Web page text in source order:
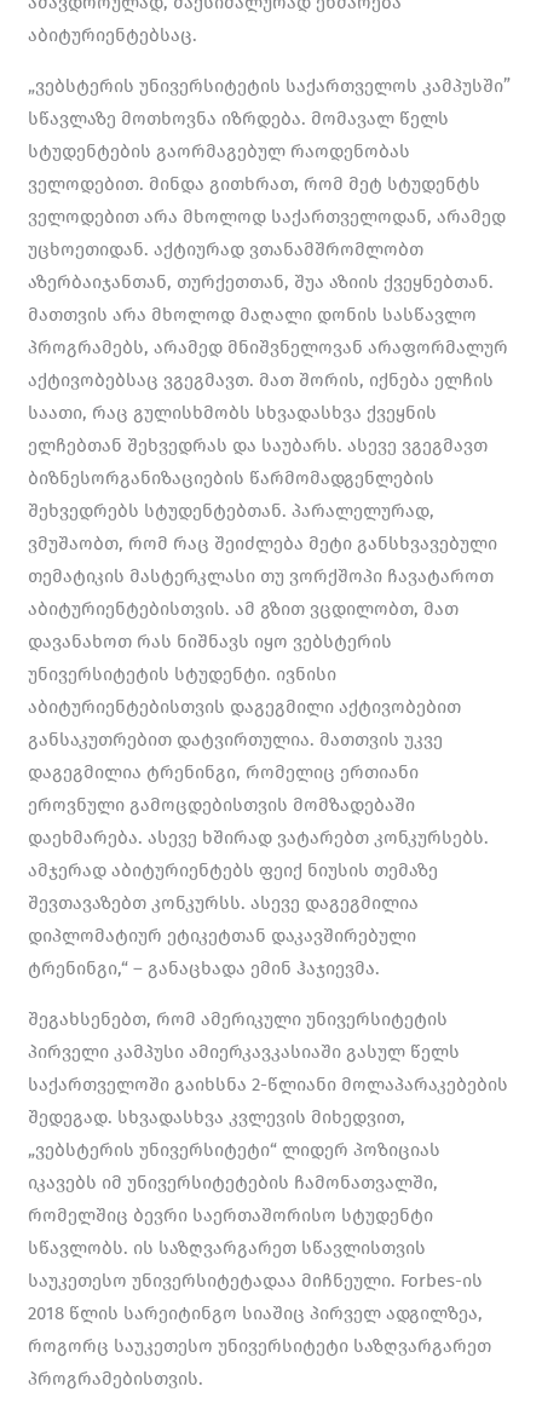
აბიტურიენტებსაც.
„ვებსტერის უნივერსიტეტის საქართველოს კამპუსში”
სწავლაზე მოთხოვნა იზრდება. მომავალ წელს
სტუდენტების გაორმაგებულ რაოდენობას
ველოდებით. მინდა გითხრათ, რომ მეტ სტუდენტს
ველოდებით არა მხოლოდ საქართველოდან, არამედ
უცხოეთიდან. აქტიურად ვთანამშრომლობთ
აზერბაიჯანთან, თურქეთთან, შუა აზიის ქვეყნებთან.
მათთვის არა მხოლოდ მაღალი დონის სასწავლო
პროგრამებს, არამედ მნიშვნელოვან არაფორმალურ
აქტივობებსაც ვგეგმავთ. მათ შორის, იქნება ელჩის
საათი, რაც გულისხმობს სხვადასხვა ქვეყნის
ელჩებთან შეხვედრას და საუბარს. ასევე ვგეგმავთ
ბიზნესორგანიზაციების წარმომადგენლების
შეხვედრებს სტუდენტებთან. პარალელურად,
ვმუშაობთ, რომ რაც შეიძლება მეტი განსხვავებული
თემატიკის მასტერკლასი თუ ვორქშოპი ჩავატაროთ
აბიტურიენტებისთვის. ამ გზით ვცდილობთ, მათ
დავანახოთ რას ნიშნავს იყო ვებსტერის
უნივერსიტეტის სტუდენტი. ივნისი
აბიტურიენტებისთვის დაგეგმილი აქტივობებით
განსაკუთრებით დატვირთულია. მათთვის უკვე
დაგეგმილია ტრენინგი, რომელიც ერთიანი
ეროვნული გამოცდებისთვის მომზადებაში
დაეხმარება. ასევე ხშირად ვატარებთ კონკურსებს.
ამჯერად აბიტურიენტებს ფეიქ ნიუსის თემაზე
შევთავაზებთ კონკურსს. ასევე დაგეგმილია
დიპლომატიურ ეტიკეტთან დაკავშირებული
ტრენინგი,“ – განაცხადა ემინ ჰაჯიევმა.
შეგახსენებთ, რომ ამერიკული უნივერსიტეტის
პირველი კამპუსი ამიერკავკასიაში გასულ წელს
საქართველოში გაიხსნა 2-წლიანი მოლაპარაკებების
შედეგად. სხვადასხვა კვლევის მიხედვით,
„ვებსტერის უნივერსიტეტი“ ლიდერ პოზიციას
იკავებს იმ უნივერსიტეტების ჩამონათვალში,
რომელშიც ბევრი საერთაშორისო სტუდენტი
სწავლობს. ის საზღვარგარეთ სწავლისთვის
საუკეთესო უნივერსიტეტადაა მიჩნეული. Forbes-ის
2018 წლის სარეიტინგო სიაშიც პირველ ადგილზეა,
როგორც საუკეთესო უნივერსიტეტი საზღვარგარეთ
პროგრამებისთვის.